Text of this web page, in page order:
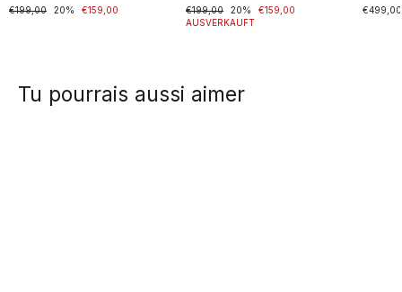
Normaler
€199,00
Sonderpreis20% €159,00
Normaler
Preis
€199,00
Sonderpreis20%
€159,00
AUSVERKAUFT
€499,00
Tu pourrais aussi aimer